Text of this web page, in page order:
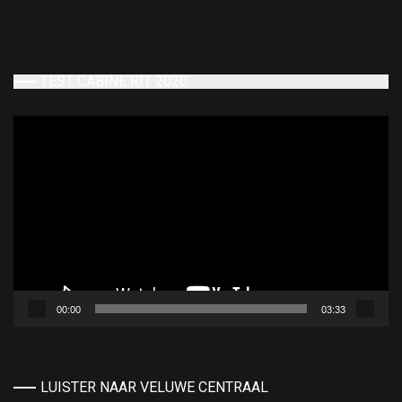
00:00 03:33
LUISTER NAAR VELUWE CENTRAAL